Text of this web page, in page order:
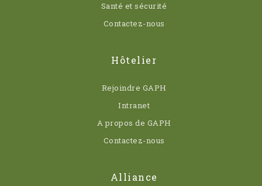
Santé et sécurité
Contactez-nous
Hôtelier
Rejoindre GAPH
Intranet
A propos de GAPH
Contactez-nous
Alliance